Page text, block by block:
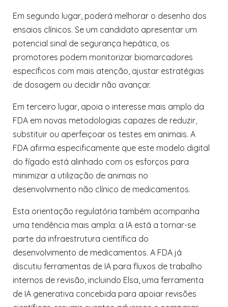
Em segundo lugar, poderá melhorar o desenho dos
ensaios clínicos. Se um candidato apresentar um
potencial sinal de segurança hepática, os
promotores podem monitorizar biomarcadores
específicos com mais atenção, ajustar estratégias
de dosagem ou decidir não avançar.
Em terceiro lugar, apoia o interesse mais amplo da
FDA em novas metodologias capazes de reduzir,
substituir ou aperfeiçoar os testes em animais. A
FDA afirma especificamente que este modelo digital
do fígado está alinhado com os esforços para
minimizar a utilização de animais no
desenvolvimento não clínico de medicamentos.
Esta orientação regulatória também acompanha
uma tendência mais ampla: a IA está a tornar-se
parte da infraestrutura científica do
desenvolvimento de medicamentos. A FDA já
discutiu ferramentas de IA para fluxos de trabalho
internos de revisão, incluindo Elsa, uma ferramenta
de IA generativa concebida para apoiar revisões